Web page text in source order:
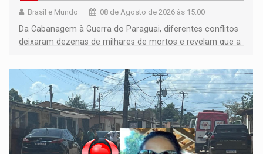
Brasil e Mundo 08 de Agosto de 2026 às 15:00
Da Cabanagem à Guerra do Paraguai, diferentes conflitos
deixaram dezenas de milhares de mortos e revelam que a
territoriais e sociais